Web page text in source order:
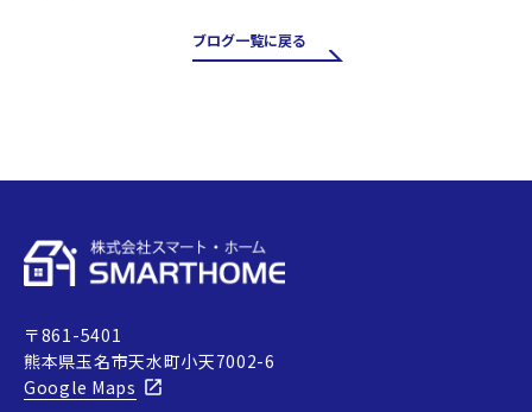
期間を夏季休業とさせていただ
きます。 ■休業期間 8月12日
ブログ一覧に戻る
〒861-5401
熊本県玉名市天水町小天7002-6
Google Maps